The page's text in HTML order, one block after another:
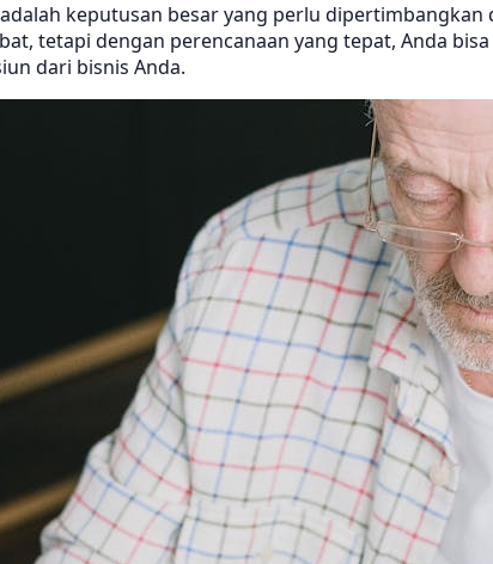
keputusan besar yang perlu
tetapi dengan perencanaan yang tepat, Anda
dari bisnis Anda.